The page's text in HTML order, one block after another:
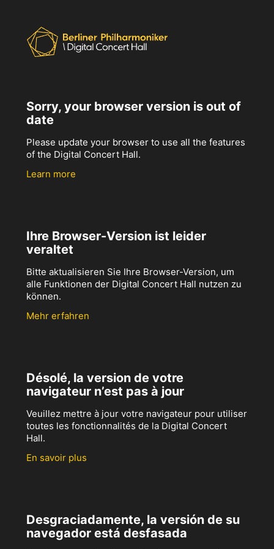
Sorry, your browser version is out of
date
Please update your browser to use all the features
of the Digital Concert Hall.
Learn more
Ihre Browser-Version ist leider
veraltet
Bitte aktualisieren Sie Ihre Browser-Version, um
alle Funktionen der Digital Concert Hall nutzen zu
können.
Mehr erfahren
Désolé, la version de votre
navigateur n’est pas à jour
Veuillez mettre à jour votre navigateur pour utiliser
toutes les fonctionnalités de la Digital Concert
Hall.
En savoir plus
Desgraciadamente, la versión de su
navegador está desfasada